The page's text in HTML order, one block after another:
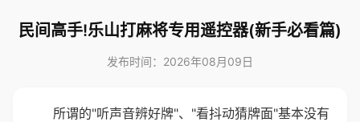
民间高手!乐山打麻将专用遥控器(新手必看篇)
发布时间：2026年08月09日
所谓的"听声音辨好牌"、"看抖动猜牌面"基本没有